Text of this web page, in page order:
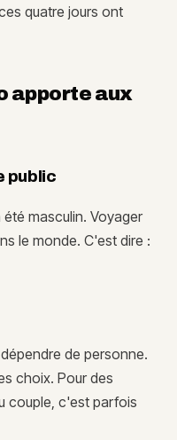
quatre jours ont
apporte aux
public
masculin. Voyager
le monde. C'est dire :
de personne.
choix. Pour des
couple, c'est parfois